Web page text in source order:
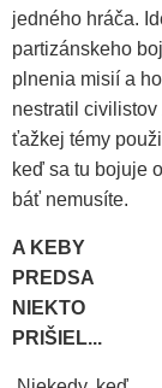
jedného hráča.
partizánskeho
plnenia misií a
nestratil
ťažkej témy
keď sa tu bojuje
báť nemusíte.
A KEBY
PREDSA
NIEKTO
PRIŠIEL...